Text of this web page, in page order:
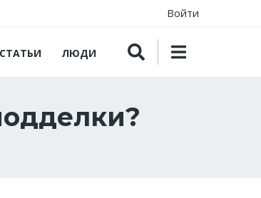
Войти
СТАТЬИ ЛЮДИ